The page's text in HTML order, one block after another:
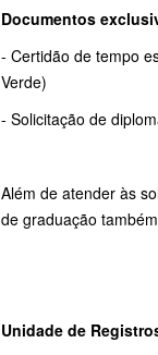
Documentos
- Certidão de tempo
Verde)
- Solicitação de
Além de atender às
de graduação
Unidade de